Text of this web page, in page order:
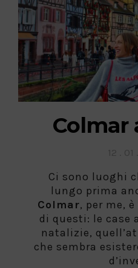
Colmar
Ci sono luoghi
lungo prima
Colmar, per me,
di questi: le case
natalizie,
che sembra